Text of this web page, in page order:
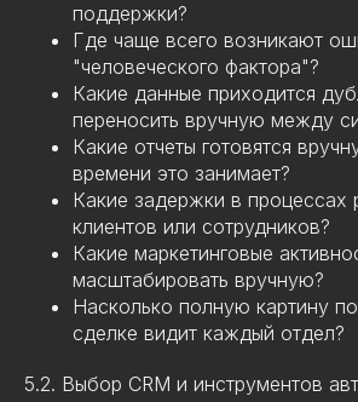
поддержки?
Где чаще всего возникают
"человеческого фактора"?
Какие данные приходится
переносить вручную между
Какие отчеты готовятся
времени это занимает?
Какие задержки в процессах
клиентов или сотрудников?
Какие маркетинговые
масштабировать вручную?
Насколько полную картину
сделке видит каждый отдел?
5.2. Выбор CRM и инструментов